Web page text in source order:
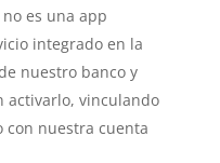
es una app
integrado en la
nuestro banco y
activarlo, vinculando
con nuestra cuenta